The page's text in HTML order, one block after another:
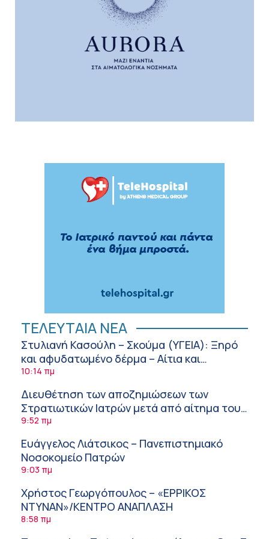
ΤΕΛΕΥΤΑΙΑ ΝΕΑ
Στυλιανή Κασούλη – Σκούμα (ΥΓΕΙΑ): Ξηρό
και αφυδατωμένο δέρμα – Αίτια και
αντιμετώπιση
10:14 πμ
Διευθέτηση των αποζημιώσεων των
Στρατιωτικών Ιατρών μετά από αίτημα του
ΙΣΑ
9:52 πμ
Ευάγγελος Λιάτσικος – Πανεπιστημιακό
Νοσοκομείο Πατρών
9:03 πμ
Χρήστος Γεωργόπουλος – «ΕΡΡΙΚΟΣ
ΝΤΥΝΑΝ»/ΚΕΝΤΡΟ ΑΝΑΠΛΑΣΗ
8:58 πμ